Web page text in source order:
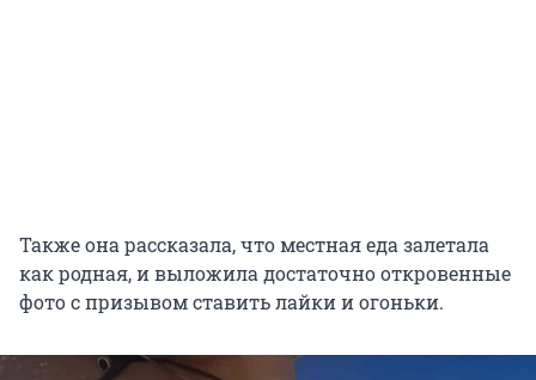
Также она рассказала, что местная еда залетала
как родная, и выложила достаточно откровенные
фото с призывом ставить лайки и огоньки.